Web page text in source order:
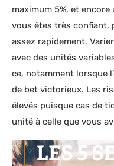
maximum 5%, et
vous êtes très confiant,
assez rapidement.
avec des unités
ce, notamment lorsque
de bet victorieux. Les
élevés puisque cas de
unité à celle que vous
LES 5